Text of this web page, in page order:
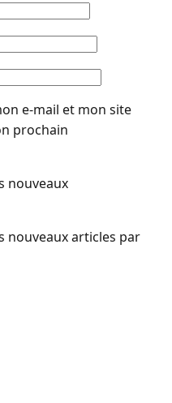
e-mail et mon site
prochain
nouveaux
nouveaux articles par